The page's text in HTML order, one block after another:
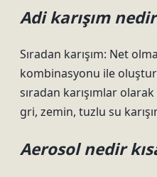
Adi karışım
Sıradan karışım: Net
kombinasyonu ile
sıradan karışımlar
gri, zemin, tuzlu su
Aerosol nedir